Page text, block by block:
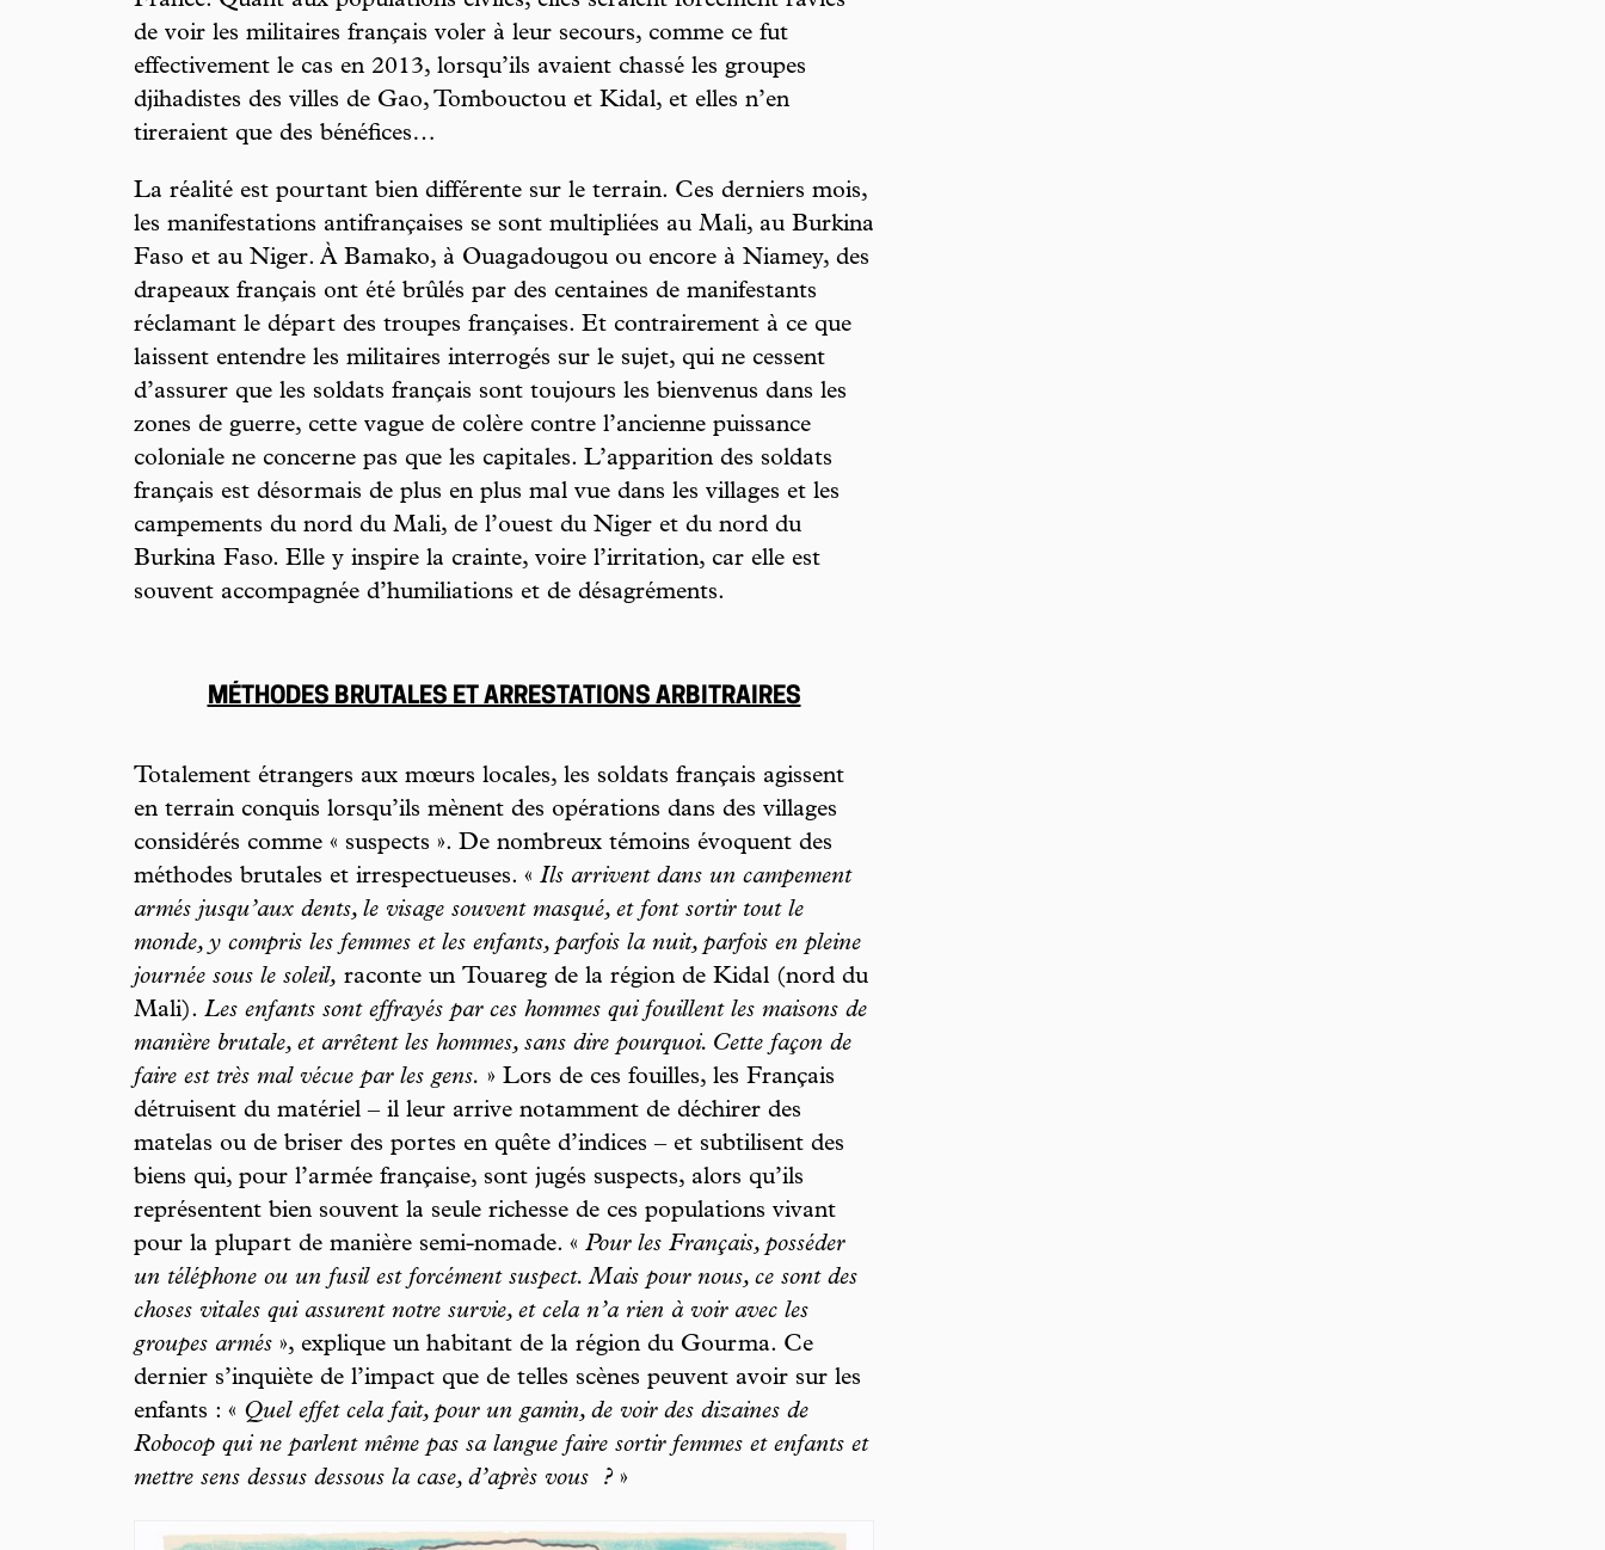
de voir les militaires français voler à leur secours, comme ce fut
effectivement le cas en 2013, lorsqu’ils avaient chassé les groupes
djihadistes des villes de Gao, Tombouctou et Kidal, et elles n’en
tireraient que des bénéfices…
La réalité est pourtant bien différente sur le terrain. Ces derniers mois,
les manifestations antifrançaises se sont multipliées au Mali, au Burkina
Faso et au Niger. À Bamako, à Ouagadougou ou encore à Niamey, des
drapeaux français ont été brûlés par des centaines de manifestants
réclamant le départ des troupes françaises. Et contrairement à ce que
laissent entendre les militaires interrogés sur le sujet, qui ne cessent
d’assurer que les soldats français sont toujours les bienvenus dans les
zones de guerre, cette vague de colère contre l’ancienne puissance
coloniale ne concerne pas que les capitales. L’apparition des soldats
français est désormais de plus en plus mal vue dans les villages et les
campements du nord du Mali, de l’ouest du Niger et du nord du
Burkina Faso. Elle y inspire la crainte, voire l’irritation, car elle est
souvent accompagnée d’humiliations et de désagréments.
MÉTHODES BRUTALES ET ARRESTATIONS ARBITRAIRES
Totalement étrangers aux mœurs locales, les soldats français agissent
en terrain conquis lorsqu’ils mènent des opérations dans des villages
considérés comme « suspects ». De nombreux témoins évoquent des
méthodes brutales et irrespectueuses. « Ils arrivent dans un campement
armés jusqu’aux dents, le visage souvent masqué, et font sortir tout le
monde, y compris les femmes et les enfants, parfois la nuit, parfois en pleine
journée sous le soleil, raconte un Touareg de la région de Kidal (nord du
Mali). Les enfants sont effrayés par ces hommes qui fouillent les maisons de
manière brutale, et arrêtent les hommes, sans dire pourquoi. Cette façon de
faire est très mal vécue par les gens. » Lors de ces fouilles, les Français
détruisent du matériel – il leur arrive notamment de déchirer des
matelas ou de briser des portes en quête d’indices – et subtilisent des
biens qui, pour l’armée française, sont jugés suspects, alors qu’ils
représentent bien souvent la seule richesse de ces populations vivant
pour la plupart de manière semi-nomade. « Pour les Français, posséder
un téléphone ou un fusil est forcément suspect. Mais pour nous, ce sont des
choses vitales qui assurent notre survie, et cela n’a rien à voir avec les
groupes armés », explique un habitant de la région du Gourma. Ce
dernier s’inquiète de l’impact que de telles scènes peuvent avoir sur les
enfants : « Quel effet cela fait, pour un gamin, de voir des dizaines de
Robocop qui ne parlent même pas sa langue faire sortir femmes et enfants et
mettre sens dessus dessous la case, d’après vous
? »